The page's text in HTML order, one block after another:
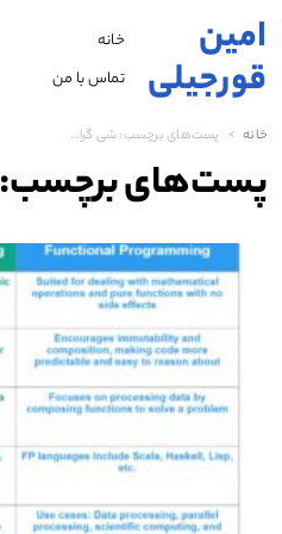
امین
قورجیلی
خانه
تماس با من
خانه پست‌های برچسب: شی گرایی
پست‌های برچسب: